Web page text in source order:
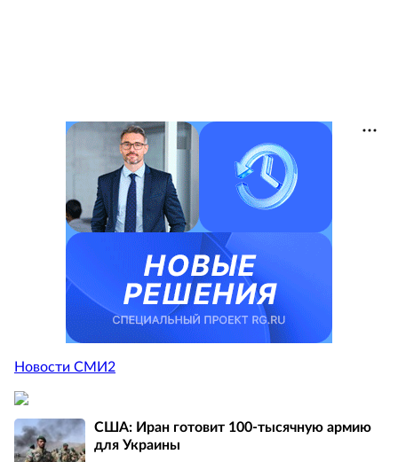
Новости СМИ2
США: Иран готовит 100-тысячную армию
для Украины